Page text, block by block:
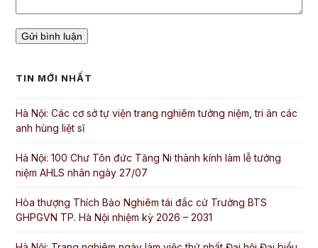
TIN MỚI NHẤT
Hà Nội: Các cơ sở tự viện trang nghiêm tưởng niệm, tri ân các
anh hùng liệt sĩ
Hà Nội: 100 Chư Tôn đức Tăng Ni thành kính làm lễ tưởng
niệm AHLS nhân ngày 27/07
Hòa thượng Thích Bảo Nghiêm tái đắc cử Trưởng BTS
GHPGVN TP. Hà Nội nhiệm kỳ 2026 – 2031